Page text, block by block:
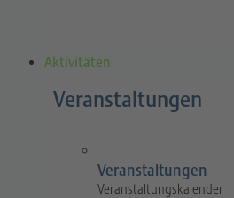
Aktivitäten
Veranstaltungen
Veranstaltungen
Veranstaltungskalender